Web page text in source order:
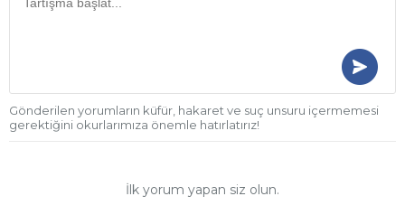
Gönderilen yorumların küfür, hakaret ve suç unsuru içermemesi
gerektiğini okurlarımıza önemle hatırlatırız!
İlk yorum yapan siz olun.